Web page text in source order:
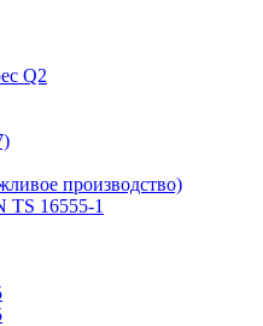
Q2
производство)
16555-1